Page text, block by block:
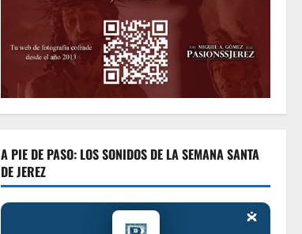
A PIE DE PASO: LOS SONIDOS DE LA SEMANA SANTA
DE JEREZ